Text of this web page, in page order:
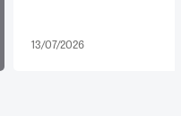
13/07/2026